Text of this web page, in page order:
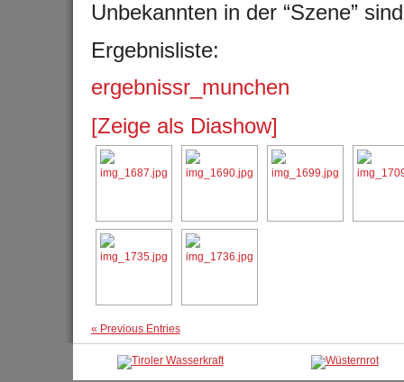
Unbekannten in der “Szene”
Ergebnisliste:
ergebnissr_munchen
[Zeige als Diashow]
« Previous Entries